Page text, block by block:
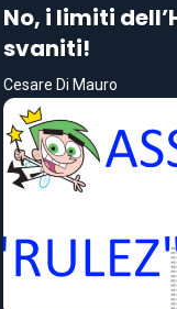
No, i limiti
svaniti!
Cesare Di Mauro